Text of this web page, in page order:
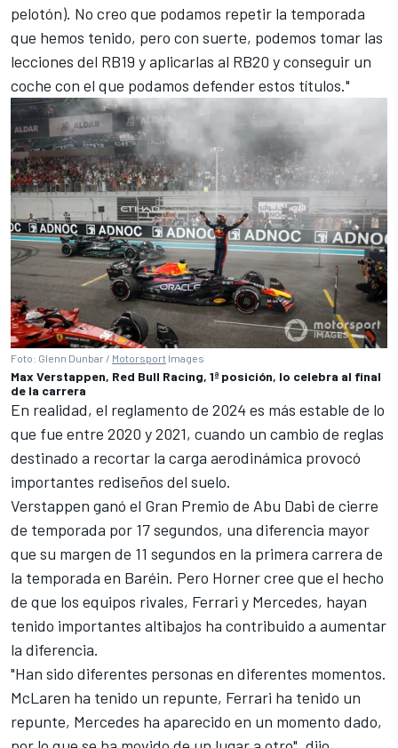
pelotón). No creo que podamos repetir la temporada
que hemos tenido, pero con suerte, podemos tomar las
lecciones del RB19 y aplicarlas al RB20 y conseguir un
coche con el que podamos defender estos títulos."
Foto: Glenn Dunbar / Motorsport Images
Max Verstappen, Red Bull Racing, 1ª posición, lo celebra al final
de la carrera
En realidad, el reglamento de 2024 es más estable de lo
que fue entre 2020 y 2021, cuando un cambio de reglas
destinado a recortar la carga aerodinámica provocó
importantes rediseños del suelo.
Verstappen ganó el Gran Premio de Abu Dabi de cierre
de temporada por 17 segundos, una diferencia mayor
que su margen de 11 segundos en la primera carrera de
la temporada en Baréin. Pero Horner cree que el hecho
de que los equipos rivales, Ferrari y Mercedes, hayan
tenido importantes altibajos ha contribuido a aumentar
la diferencia.
"Han sido diferentes personas en diferentes momentos.
McLaren ha tenido un repunte, Ferrari ha tenido un
repunte, Mercedes ha aparecido en un momento dado,